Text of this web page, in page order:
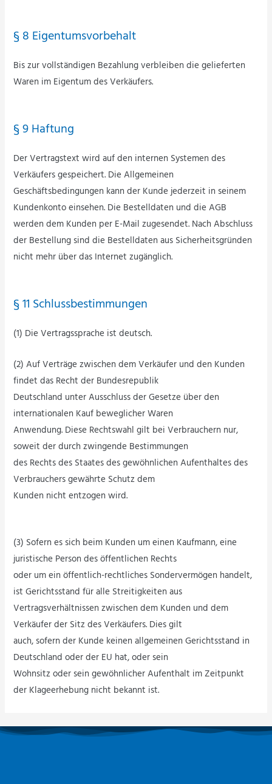
§ 8 Eigentumsvorbehalt
Bis zur vollständigen Bezahlung verbleiben die gelieferten
Waren im Eigentum des Verkäufers.
§ 9 Haftung
Der Vertragstext wird auf den internen Systemen des
Verkäufers gespeichert. Die Allgemeinen
Geschäftsbedingungen kann der Kunde jederzeit in seinem
Kundenkonto einsehen. Die Bestelldaten und die AGB
werden dem Kunden per E-Mail zugesendet. Nach Abschluss
der Bestellung sind die Bestelldaten aus Sicherheitsgründen
nicht mehr über das Internet zugänglich.
§ 11 Schlussbestimmungen
(1) Die Vertragssprache ist deutsch.
(2) Auf Verträge zwischen dem Verkäufer und den Kunden
findet das Recht der Bundesrepublik
Deutschland unter Ausschluss der Gesetze über den
internationalen Kauf beweglicher Waren
Anwendung. Diese Rechtswahl gilt bei Verbrauchern nur,
soweit der durch zwingende Bestimmungen
des Rechts des Staates des gewöhnlichen Aufenthaltes des
Verbrauchers gewährte Schutz dem
Kunden nicht entzogen wird.
(3) Sofern es sich beim Kunden um einen Kaufmann, eine
juristische Person des öffentlichen Rechts
oder um ein öffentlich-rechtliches Sondervermögen handelt,
ist Gerichtsstand für alle Streitigkeiten aus
Vertragsverhältnissen zwischen dem Kunden und dem
Verkäufer der Sitz des Verkäufers. Dies gilt
auch, sofern der Kunde keinen allgemeinen Gerichtsstand in
Deutschland oder der EU hat, oder sein
Wohnsitz oder sein gewöhnlicher Aufenthalt im Zeitpunkt
der Klageerhebung nicht bekannt ist.